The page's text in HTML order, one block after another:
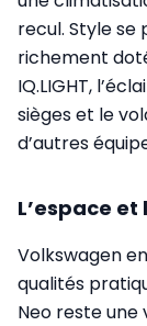
recul. Style se
richement
IQ.LIGHT,
sièges et le
d’autres
L’espace
Volkswagen
qualités
Neo reste